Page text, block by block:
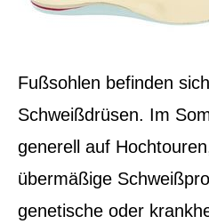
Fußsohlen befinden
Schweißdrüsen. Im
generell auf
übermäßige
genetische oder